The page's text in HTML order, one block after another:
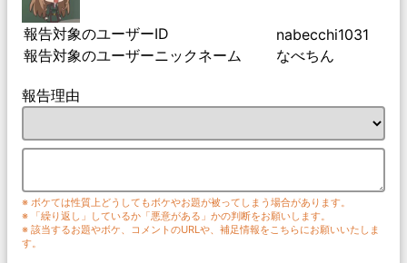
報告対象のユーザーID
nabecchi1031
報告対象のユーザーニックネーム
なべちん
報告理由
※ ボケては性質上どうしてもボケやお題が被ってしまう場合があります。
※ 「繰り返し」しているか「悪意がある」かの判断をお願いします。
※ 該当するお題やボケ、コメントのURLや、補足情報をこちらにお願いいたしま
す。